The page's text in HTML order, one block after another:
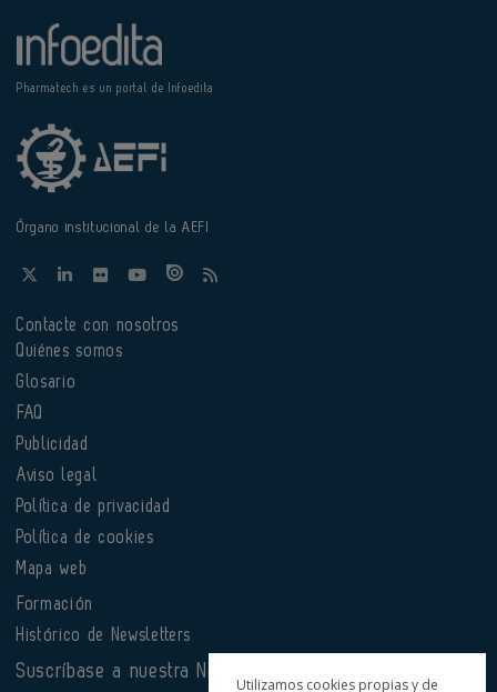
Pharmatech es un portal de Infoedita
Órgano institucional de la AEFI
Contacte con nosotros
Quiénes somos
Glosario
FAQ
Publicidad
Aviso legal
Política de privacidad
Política de cookies
Mapa web
Formación
Histórico de Newsletters
Suscríbase a nuestra Newsletter
Utilizamos cookies propias y de